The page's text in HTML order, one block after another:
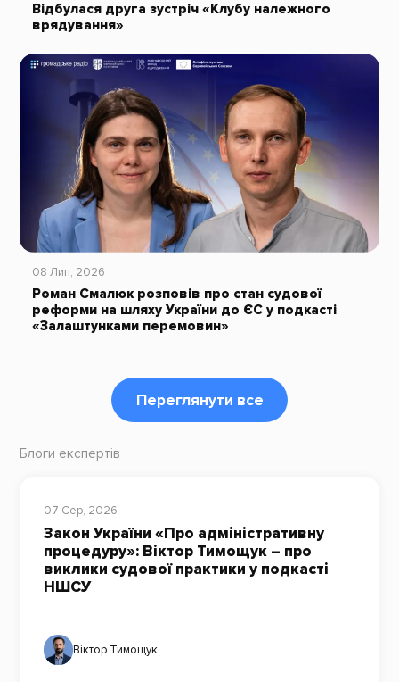
Відбулася друга зустріч «Клубу належного
врядування»
08 Лип, 2026
Роман Смалюк розповів про стан судової
реформи на шляху України до ЄС у подкасті
«Залаштунками перемовин»
Переглянути все
Блоги експертів
07 Сер, 2026
Закон України «Про адміністративну
процедуру»: Віктор Тимощук – про
виклики судової практики у подкасті
НШСУ
Віктор Тимощук